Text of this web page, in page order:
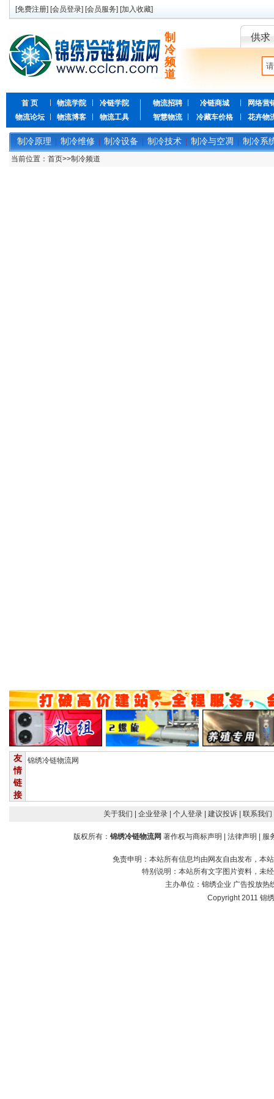
[免费注册] [会员登录] [会员服务] [加入收藏]
制
冷
频
道
供求
首 页 物流学院
冷链学院
物流论坛
物流博客 物流工具
物流招聘 冷链商城
网络营
智慧物流
冷藏车价格 花卉物
制冷原理 制冷维修 制冷设备 制冷技术 制冷与空凋 制冷系
当前位置： 首页>>制冷频道
友
情
链
接
锦绣冷链物流网
关于我们 | 企业登录 | 个人登录 | 建议投诉 | 联系我们
版权所有： 锦绣冷链物流网 著作权与商标声明 | 法律声明 | 服
免责申明：本站所有信息均由网友自由发布，本
特别说明：本站所有文字图片资料，未
主办单位： 锦绣企业 广告投放热
Copyright 2011 锦